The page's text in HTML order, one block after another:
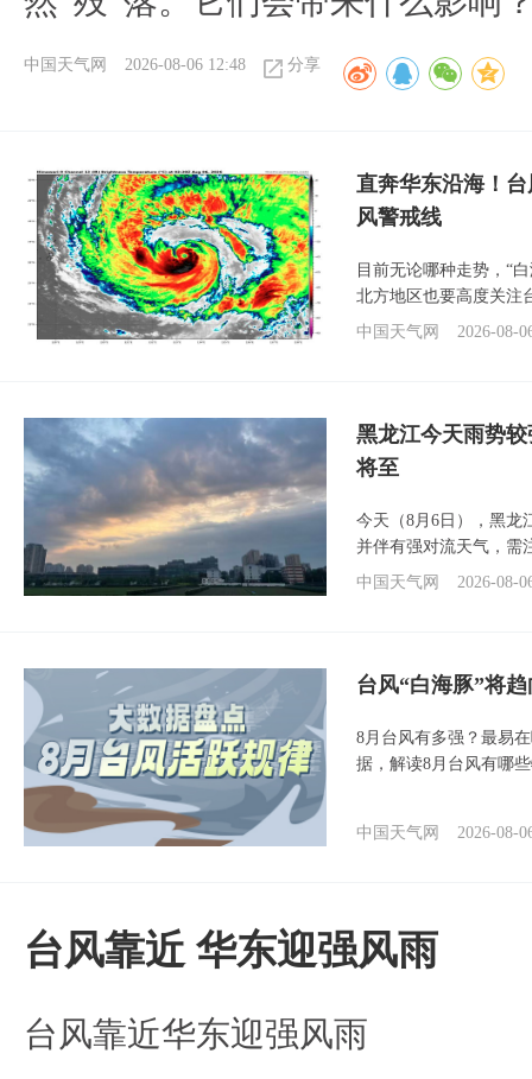
中国天气网 2026-08-06 12:48 分享
直奔华东沿海！
风警戒线
目前无论哪种走势，“
北方地区也要高度关注
中国天气网
2026-08-
黑龙江今天雨势
将至
今天（8月6日），黑龙
并伴有强对流天气，需
中国天气网
2026-08-
台风“白海豚”将
8月台风有多强？最易
据，解读8月台风有哪
中国天气网 2026-08-
台风靠近 华东迎强风雨
台风靠近华东迎强风雨